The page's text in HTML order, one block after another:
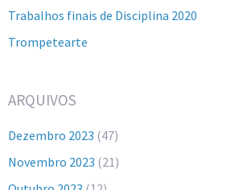
Trabalhos finais de Disciplina 2020
Trompetearte
ARQUIVOS
Dezembro 2023 (47)
Novembro 2023 (21)